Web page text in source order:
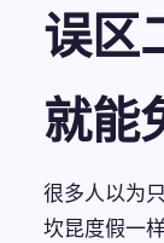
误区
就能
很多人以为
坎昆度假一